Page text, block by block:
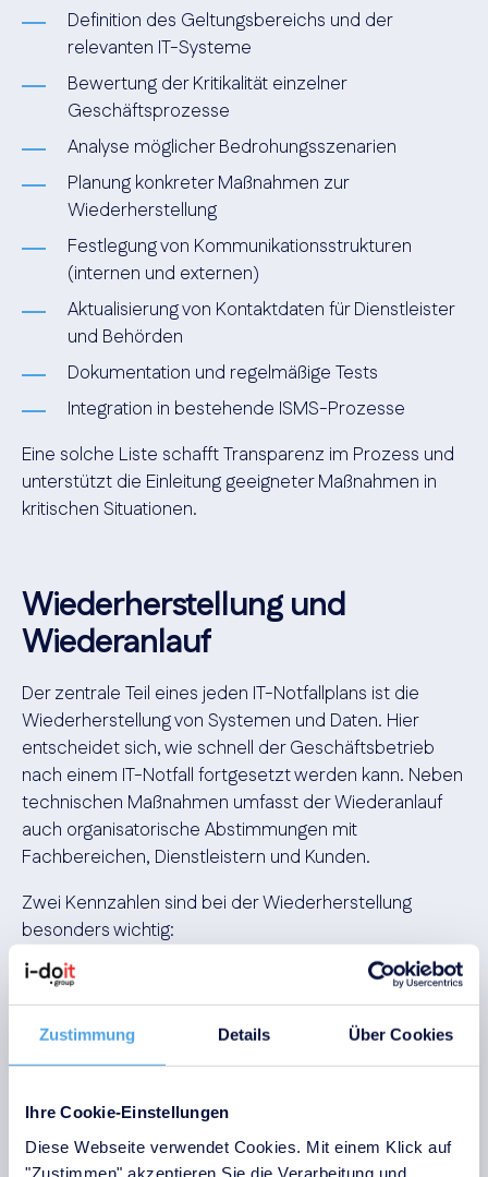
Zustimmung Details Über Cookies
Ihre Cookie-Einstellungen
Diese Webseite verwendet Cookies. Mit einem Klick auf
"Zustimmen" akzeptieren Sie die Verarbeitung und
Definition des Geltungsbereichs und der
relevanten IT-Systeme
Bewertung der Kritikalität einzelner
Geschäftsprozesse
Analyse möglicher Bedrohungsszenarien
Planung konkreter Maßnahmen zur
Wiederherstellung
Festlegung von Kommunikationsstrukturen
(internen und externen)
Aktualisierung von Kontaktdaten für Dienstleister
und Behörden
Dokumentation und regelmäßige Tests
Integration in bestehende ISMS-Prozesse
Eine solche Liste schafft Transparenz im Prozess und
unterstützt die Einleitung geeigneter Maßnahmen in
kritischen Situationen.
Wiederherstellung und
Wiederanlauf
Der zentrale Teil eines jeden IT-Notfallplans ist die
Wiederherstellung von Systemen und Daten. Hier
entscheidet sich, wie schnell der Geschäftsbetrieb
nach einem IT-Notfall fortgesetzt werden kann. Neben
technischen Maßnahmen umfasst der Wiederanlauf
auch organisatorische Abstimmungen mit
Fachbereichen, Dienstleistern und Kunden.
Zwei Kennzahlen sind bei der Wiederherstellung
besonders wichtig:
Die Recovery Time Objective (RTO) beschreibt
die maximal tolerierbare Zeitspanne, in der ein
System oder Prozess nach einem Ausfall wieder
funktionsfähig sein muss.
maximal akzeptable Datenverlust, gemessen in
Zeit.